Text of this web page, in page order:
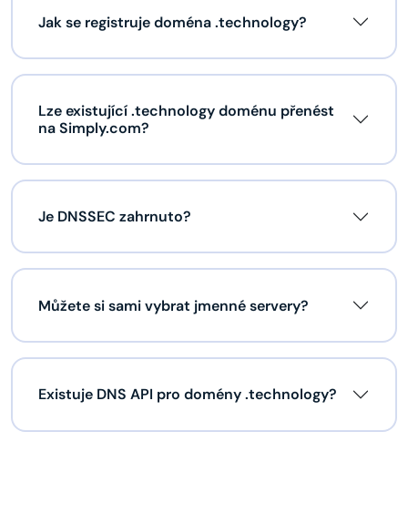
Jak se registruje doména .technology?
Lze existující .technology doménu přenést
na Simply.com?
Je DNSSEC zahrnuto?
Můžete si sami vybrat jmenné servery?
Existuje DNS API pro domény .technology?